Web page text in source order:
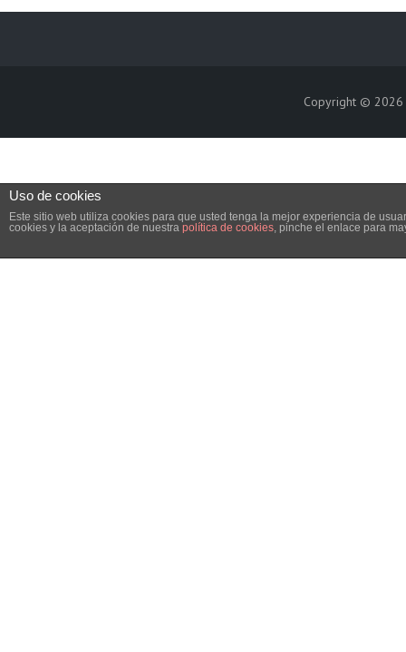
Copyright © 2026
Uso de cookies
Este sitio web utiliza cookies para que usted tenga la mejor experiencia de
cookies y la aceptación de nuestra política de cookies, pinche el enlace para